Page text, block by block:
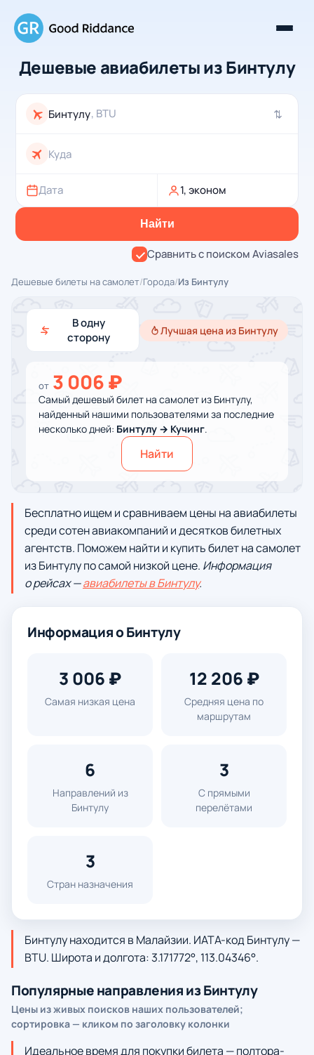
Дешевые авиабилеты из Бинтулу
, BTU ⇄
Дата 1, эконом
Найти
Сравнить с поиском Aviasales
Дешевые билеты на самолет/Города/Из Бинтулу
В одну
сторону
Лучшая цена из Бинтулу
от 3 006 ₽
Самый дешевый билет на самолет из Бинтулу,
найденный нашими пользователями за последние
несколько дней: Бинтулу → Кучинг.
Найти
Бесплатно ищем и сравниваем цены на авиабилеты
среди сотен авиакомпаний и десятков билетных
агентств. Поможем найти и купить билет на самолет
из Бинтулу по самой низкой цене. Информация
о рейсах —авиабилеты в Бинтулу.
Информация о Бинтулу
3 006 ₽
Самая низкая цена
12 206 ₽
Средняя цена по
маршрутам
6
Направлений из
Бинтулу
3
С прямыми
перелётами
3
Стран назначения
Бинтулу находится в Малайзии. ИАТА-код Бинтулу —
BTU. Широта и долгота: 3.171772°, 113.04346°.
Популярные направления из Бинтулу
Цены из живых поисков наших пользователей;
сортировка — кликом по заголовку колонки
Идеальное время для покупки билета — полтора-